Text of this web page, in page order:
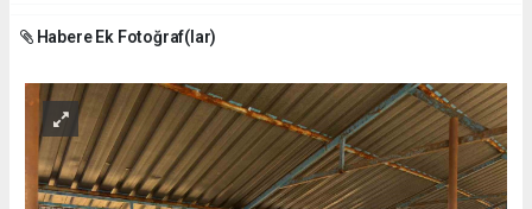
Habere Ek Fotoğraf(lar)